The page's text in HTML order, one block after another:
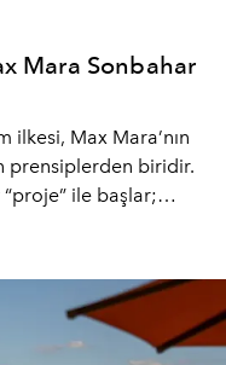
Mara Sonbahar
ilkesi, Max Mara’nın
prensiplerden biridir.
“proje” ile başlar;